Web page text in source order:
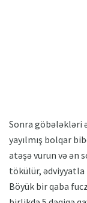
Sonra göbələkləri
yayılmış bolqar
atəşə vurun və ən
tökülür, ədviyyatla
Böyük bir qaba